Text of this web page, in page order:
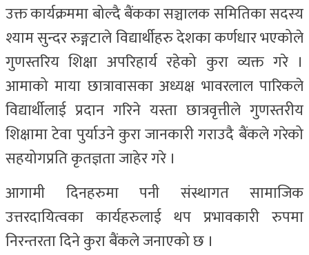
उक्त कार्यक्रममा बोल्दै बैंकका सञ्चालक समितिका सदस्य
श्याम सुन्दर रुङ्गटाले विद्यार्थीहरु देशका कर्णधार भएकोले
गुणस्तरिय शिक्षा अपरिहार्य रहेको कुरा व्यक्त गरे ।
आमाको माया छात्रावासका अध्यक्ष भावरलाल पारिकले
विद्यार्थीलाई प्रदान गरिने यस्ता छात्रवृत्तीले गुणस्तरीय
शिक्षामा टेवा पुर्याउने कुरा जानकारी गराउदै बैंकले गरेको
सहयोगप्रति कृतज्ञता जाहेर गरे ।
आगामी दिनहरुमा पनी संस्थागत सामाजिक
उत्तरदायित्वका कार्यहरुलाई थप प्रभावकारी रुपमा
निरन्तरता दिने कुरा बैंकले जनाएको छ ।